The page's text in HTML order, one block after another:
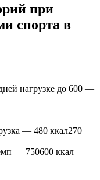
при
спорта в
нагрузке до 600 —
— 480 ккал270
— 750600 ккал